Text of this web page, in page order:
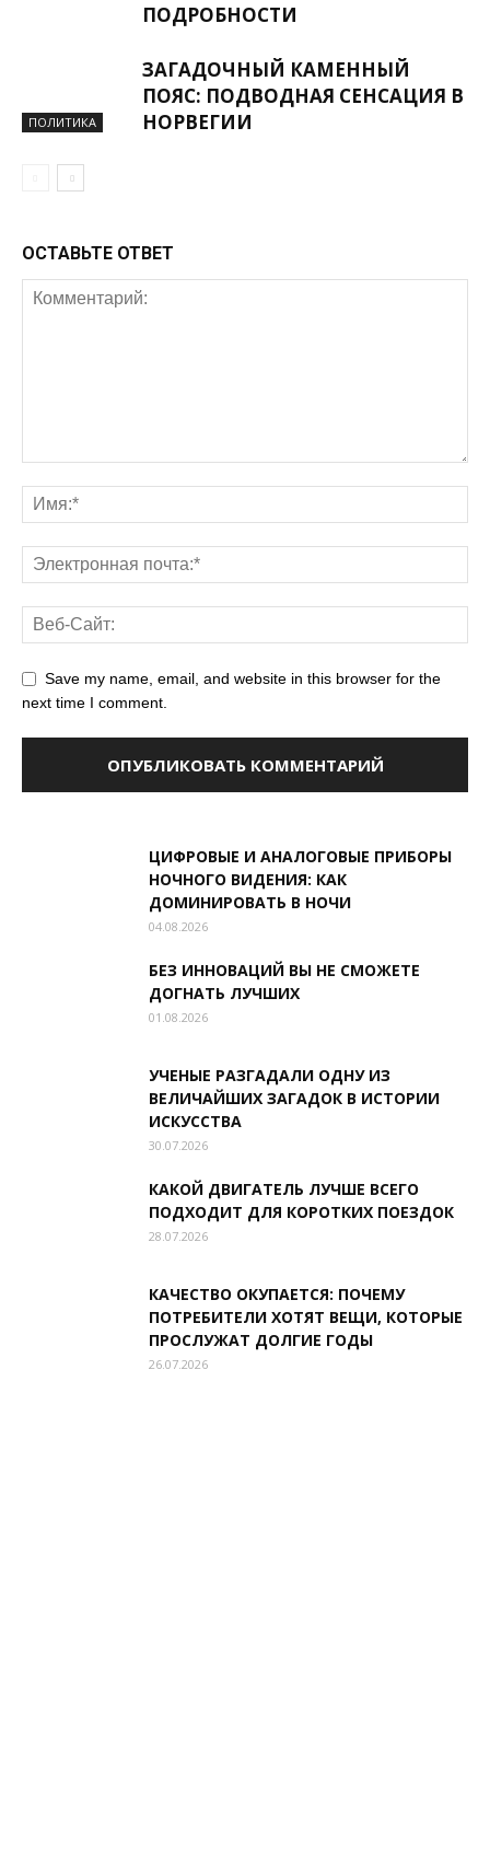
ПОДРОБНОСТИ
ПОЛИТИКА
ЗАГАДОЧНЫЙ КАМЕННЫЙ
ПОЯС: ПОДВОДНАЯ СЕНСАЦИЯ В
НОРВЕГИИ
ОСТАВЬТЕ ОТВЕТ
Save my name, email, and website in this browser for the
next time I comment.
ЦИФРОВЫЕ И АНАЛОГОВЫЕ ПРИБОРЫ
НОЧНОГО ВИДЕНИЯ: КАК
ДОМИНИРОВАТЬ В НОЧИ
04.08.2026
БЕЗ ИННОВАЦИЙ ВЫ НЕ СМОЖЕТЕ
ДОГНАТЬ ЛУЧШИХ
01.08.2026
УЧЕНЫЕ РАЗГАДАЛИ ОДНУ ИЗ
ВЕЛИЧАЙШИХ ЗАГАДОК В ИСТОРИИ
ИСКУССТВА
30.07.2026
КАКОЙ ДВИГАТЕЛЬ ЛУЧШЕ ВСЕГО
ПОДХОДИТ ДЛЯ КОРОТКИХ ПОЕЗДОК
28.07.2026
КАЧЕСТВО ОКУПАЕТСЯ: ПОЧЕМУ
ПОТРЕБИТЕЛИ ХОТЯТ ВЕЩИ, КОТОРЫЕ
ПРОСЛУЖАТ ДОЛГИЕ ГОДЫ
26.07.2026